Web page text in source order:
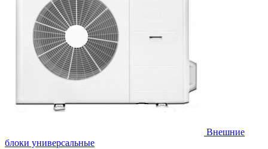
Внешние
блоки универсальные